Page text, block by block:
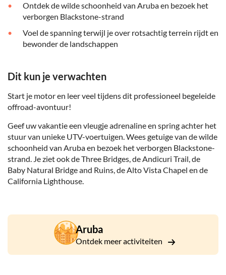
Ontdek de wilde schoonheid van Aruba en bezoek het
verborgen Blackstone-strand
Voel de spanning terwijl je over rotsachtig terrein rijdt en
bewonder de landschappen
Dit kun je verwachten
Start je motor en leer veel tijdens dit professioneel begeleide
offroad-avontuur!
Geef uw vakantie een vleugje adrenaline en spring achter het
stuur van unieke UTV-voertuigen. Wees getuige van de wilde
schoonheid van Aruba en bezoek het verborgen Blackstone-
strand. Je ziet ook de Three Bridges, de Andicuri Trail, de
Baby Natural Bridge and Ruins, de Alto Vista Chapel en de
California Lighthouse.
Aruba
Ontdek meer activiteiten